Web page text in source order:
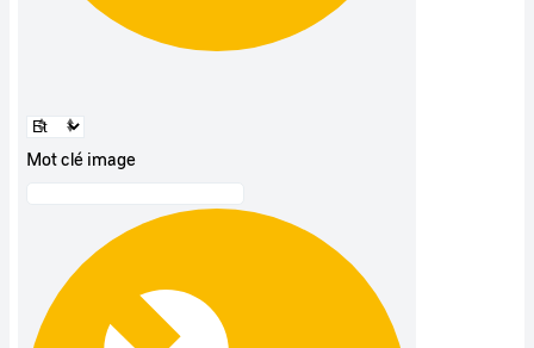
Mot clé image